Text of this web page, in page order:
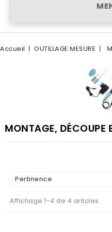
Accueil OUTILLAGE MESURE
MONTAGE, DÉCOUPE
Pertinence
Affichage 1-4 de 4 articles